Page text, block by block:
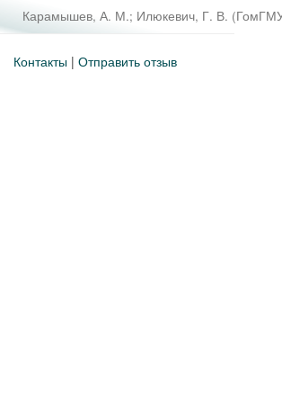
Карамышев, А. М.; Илюкевич, Г. В. (
Контакты | Отправить отзыв